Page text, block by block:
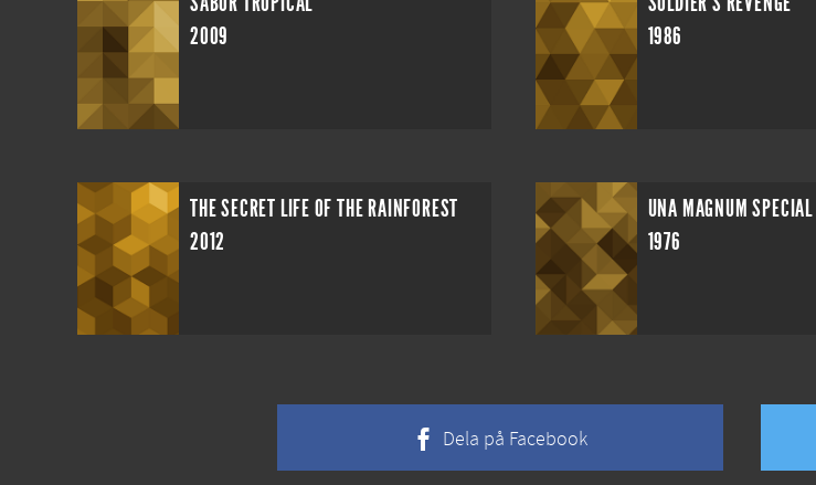
2009
1986
THE SECRET LIFE OF THE RAINFOREST
2012
1976
Dela på Facebook